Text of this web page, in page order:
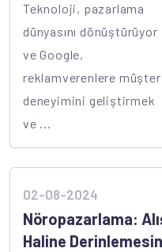
Teknoloji, pazarlama
dünyasını dönüştürüyor
ve Google,
reklamverenlere
deneyimini geliştirmek
ve ...
02-08-2024
Nöropazarlama:
Haline